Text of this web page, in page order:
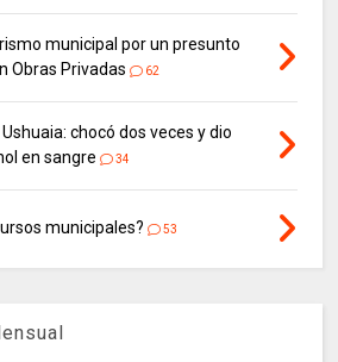
municipal por un presunto
Obras Privadas
62
chocó dos veces y dio
en sangre
34
municipales? 53